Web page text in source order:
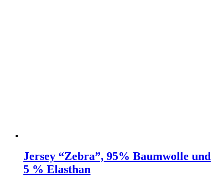
Jersey “Zebra”, 95% Baumwolle und
5 % Elasthan